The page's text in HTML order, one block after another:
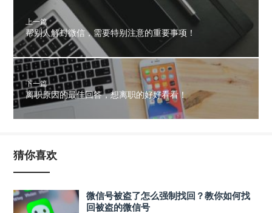
上一篇
帮别人解封微信，需要特别注意的重要事项！
下一篇
离职原因的最佳回答，想离职的好好看看！
猜你喜欢
微信号被盗了怎么强制找回？教你如何找
回被盗的微信号